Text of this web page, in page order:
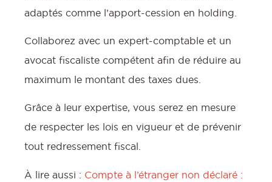
adaptés comme l’apport-cession en holding.
Collaborez avec un expert-comptable et un
avocat fiscaliste compétent afin de réduire au
maximum le montant des taxes dues.
Grâce à leur expertise, vous serez en mesure
de respecter les lois en vigueur et de prévenir
tout redressement fiscal.
À lire aussi : Compte à l’étranger non déclaré :